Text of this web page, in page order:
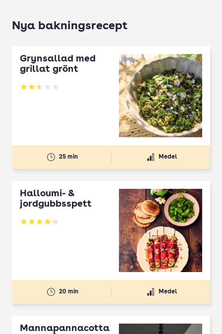
Nya bakningsrecept
Grynsallad med
grillat grönt
Betyg: 2.5 av 5
25 min Medel
Halloumi- &
jordgubbsspett
Betyg: 4.3 av 5
20 min Medel
Mannapannacotta